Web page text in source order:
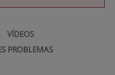
VÍDEOS
PROBLEMAS